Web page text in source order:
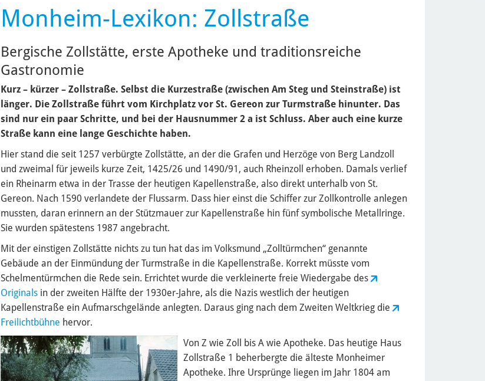
Monheim-Lexikon: Zollstraße
Bergische Zollstätte, erste Apotheke und traditionsreiche
Gastronomie
Kurz – kürzer – Zollstraße. Selbst die Kurzestraße (zwischen Am Steg und Steinstraße) ist
länger. Die Zollstraße führt vom Kirchplatz vor St. Gereon zur Turmstraße hinunter. Das
sind nur ein paar Schritte, und bei der Hausnummer 2 a ist Schluss. Aber auch eine kurze
Straße kann eine lange Geschichte haben.
Hier stand die seit 1257 verbürgte Zollstätte, an der die Grafen und Herzöge von Berg Landzoll
und zweimal für jeweils kurze Zeit, 1425/26 und 1490/91, auch Rheinzoll erhoben. Damals verlief
ein Rheinarm etwa in der Trasse der heutigen Kapellenstraße, also direkt unterhalb von St.
Gereon. Nach 1590 verlandete der Flussarm. Dass hier einst die Schiffer zur Zollkontrolle anlegen
mussten, daran erinnern an der Stützmauer zur Kapellenstraße hin fünf symbolische Metallringe.
Sie wurden spätestens 1987 angebracht.
Mit der einstigen Zollstätte nichts zu tun hat das im Volksmund „Zolltürmchen“ genannte
Gebäude an der Einmündung der Turmstraße in die Kapellenstraße. Korrekt müsste vom
Schelmentürmchen die Rede sein. Errichtet wurde die verkleinerte freie Wiedergabe des
Originals in der zweiten Hälfte der 1930er-Jahre, als die Nazis westlich der heutigen
Kapellenstraße ein Aufmarschgelände anlegten. Daraus ging nach dem Zweiten Weltkrieg die
Freilichtbühne hervor.
Von Z wie Zoll bis A wie Apotheke. Das heutige Haus
Zollstraße 1 beherbergte die älteste Monheimer
Apotheke. Ihre Ursprünge liegen im Jahr 1804 am